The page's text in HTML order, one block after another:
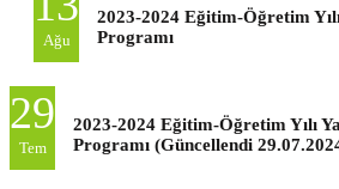
Ağu
2023-2024 Eğitim-Öğretim
Programı
29
Tem
2023-2024 Eğitim-Öğretim Yılı
Programı (Güncellendi